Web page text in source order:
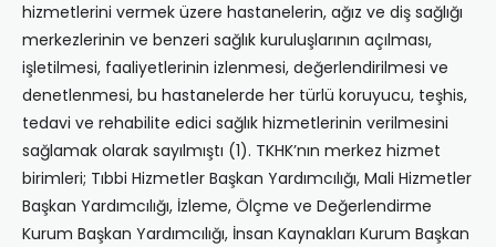
hizmetlerini vermek üzere hastanelerin, ağız ve diş sağlığı
merkezlerinin ve benzeri sağlık kuruluşlarının açılması,
işletilmesi, faaliyetlerinin izlenmesi, değerlendirilmesi ve
denetlenmesi, bu hastanelerde her türlü koruyucu, teşhis,
tedavi ve rehabilite edici sağlık hizmetlerinin verilmesini
sağlamak olarak sayılmıştı (1). TKHK’nın merkez hizmet
birimleri; Tıbbi Hizmetler Başkan Yardımcılığı, Mali Hizmetler
Başkan Yardımcılığı, İzleme, Ölçme ve Değerlendirme
Kurum Başkan Yardımcılığı, İnsan Kaynakları Kurum Başkan